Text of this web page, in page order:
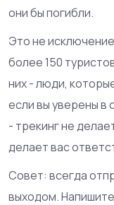
они бы погибли.
Это не
более 150
них - люди,
если вы уверены в
- трекинг не
делает вас
Совет: всегда
выходом.